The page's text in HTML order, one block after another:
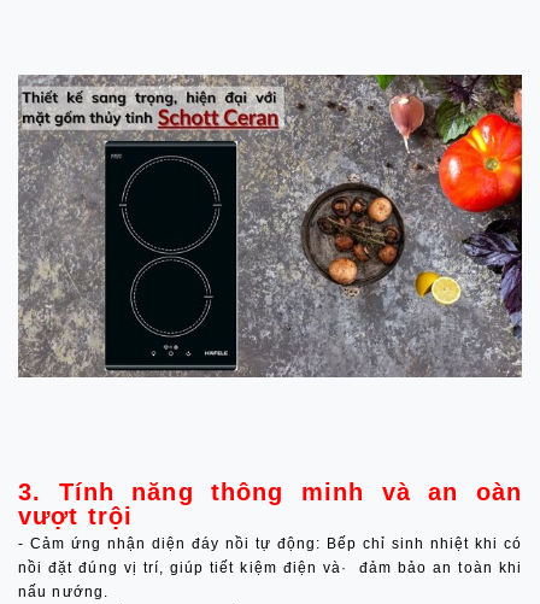
3. Tính năng thông minh và an oàn
vượt trội
- Cảm ứng nhận diện đáy nồi tự động: Bếp chỉ sinh nhiệt khi có
nồi đặt đúng vị trí, giúp tiết kiệm điện và·
đảm bảo an toàn khi
nấu nướng.